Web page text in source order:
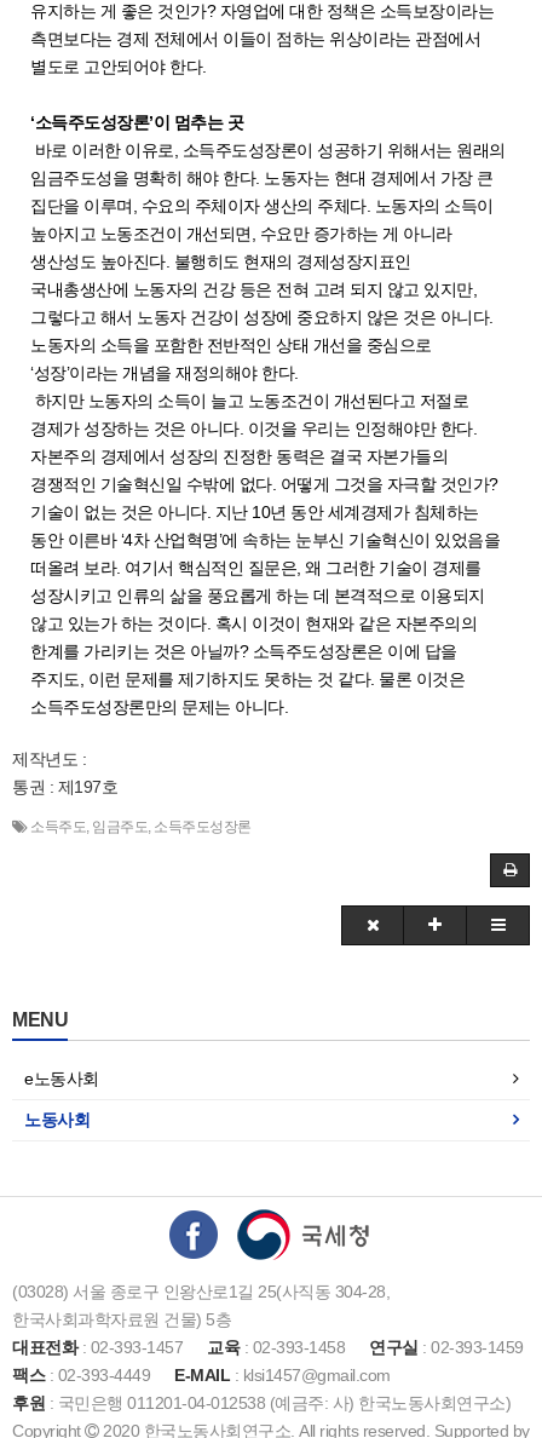
유지하는 게 좋은 것인가? 자영업에 대한 정책은 소득보장이라는
측면보다는 경제 전체에서 이들이 점하는 위상이라는 관점에서
별도로 고안되어야 한다.
‘소득주도성장론’이 멈추는 곳
바로 이러한 이유로, 소득주도성장론이 성공하기 위해서는 원래의
임금주도성을 명확히 해야 한다. 노동자는 현대 경제에서 가장 큰
집단을 이루며, 수요의 주체이자 생산의 주체다. 노동자의 소득이
높아지고 노동조건이 개선되면, 수요만 증가하는 게 아니라
생산성도 높아진다. 불행히도 현재의 경제성장지표인
국내총생산에 노동자의 건강 등은 전혀 고려 되지 않고 있지만,
그렇다고 해서 노동자 건강이 성장에 중요하지 않은 것은 아니다.
노동자의 소득을 포함한 전반적인 상태 개선을 중심으로
‘성장’이라는 개념을 재정의해야 한다.
하지만 노동자의 소득이 늘고 노동조건이 개선된다고 저절로
경제가 성장하는 것은 아니다. 이것을 우리는 인정해야만 한다.
자본주의 경제에서 성장의 진정한 동력은 결국 자본가들의
경쟁적인 기술혁신일 수밖에 없다. 어떻게 그것을 자극할 것인가?
기술이 없는 것은 아니다. 지난 10년 동안 세계경제가 침체하는
동안 이른바 ‘4차 산업혁명’에 속하는 눈부신 기술혁신이 있었음을
떠올려 보라. 여기서 핵심적인 질문은, 왜 그러한 기술이 경제를
성장시키고 인류의 삶을 풍요롭게 하는 데 본격적으로 이용되지
않고 있는가 하는 것이다. 혹시 이것이 현재와 같은 자본주의의
한계를 가리키는 것은 아닐까? 소득주도성장론은 이에 답을
주지도, 이런 문제를 제기하지도 못하는 것 같다. 물론 이것은
소득주도성장론만의 문제는 아니다.
제작년도 :
통권 : 제197호
소득주도, 임금주도, 소득주도성장론
MENU
e노동사회
노동사회
(03028) 서울 종로구 인왕산로1길 25(사직동 304-28,
한국사회과학자료원 건물) 5층
대표전화: 02-393-1457 교육: 02-393-1458 연구실 : 02-393-1459
팩스: 02-393-4449 E-MAIL : klsi1457@gmail.com
후원 : 국민은행 011201-04-012538 (예금주: 사) 한국노동사회연구소)
Copyright
2020 한국노동사회연구소. All rights reserved. Supported by